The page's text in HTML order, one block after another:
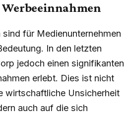
Werbeeinnahmen
sind für Medienunternehmen
In den letzten
jedoch einen signifikanten
erlebt. Dies ist nicht
wirtschaftliche Unsicherheit
auch auf die sich